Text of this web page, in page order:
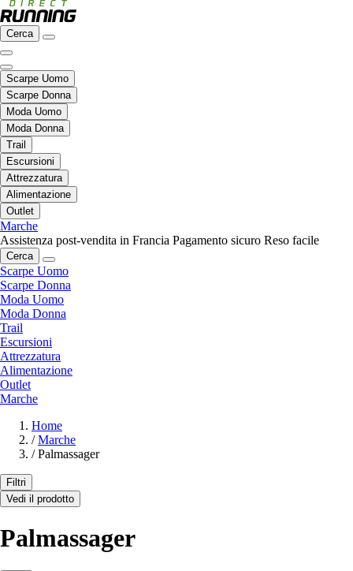
Cerca
Scarpe Uomo
Scarpe Donna
Moda Uomo
Moda Donna
Trail
Escursioni
Attrezzatura
Alimentazione
Outlet
Marche
Assistenza post-vendita in Francia Pagamento sicuro Reso facile
Cerca
Scarpe Uomo
Scarpe Donna
Moda Uomo
Moda Donna
Trail
Escursioni
Attrezzatura
Alimentazione
Outlet
Marche
Home
/ Marche
/ Palmassager
Filtri
Vedi il prodotto
Palmassager